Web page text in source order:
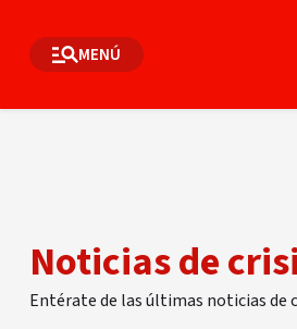
MENÚ
Noticias de
Entérate de las últimas noticias de